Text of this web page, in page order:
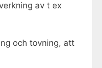
av t ex
och tovning, att